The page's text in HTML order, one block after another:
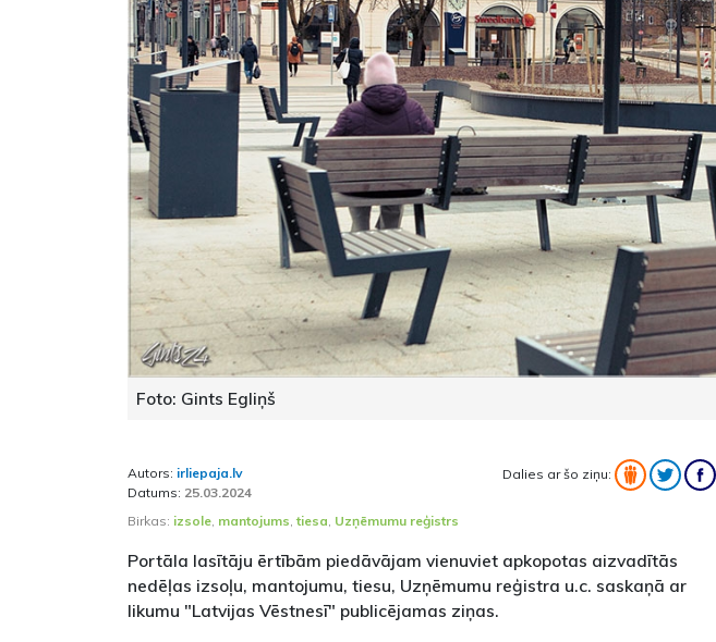
Foto: Gints Egliņš
Autors: irliepaja.lv
Datums: 25.03.2024
Dalies ar šo ziņu:
Birkas: izsole, mantojums,tiesa, Uzņēmumu reģistrs
Portāla lasītāju ērtībām piedāvājam vienuviet apkopotas aizvadītās
nedēļas izsoļu, mantojumu, tiesu, Uzņēmumu reģistra u.c. saskaņā ar
likumu "Latvijas Vēstnesī" publicējamas ziņas.